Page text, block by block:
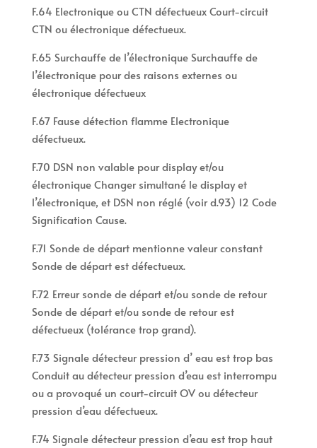
F.64 Electronique ou CTN défectueux Court-circuit
CTN ou électronique défectueux.
F.65 Surchauffe de l’électronique Surchauffe de
l’électronique pour des raisons externes ou
électronique défectueux
F.67 Fause détection flamme Electronique
défectueux.
F.70 DSN non valable pour display et/ou
électronique Changer simultané le display et
l’électronique, et DSN non réglé (voir d.93) 12 Code
Signification Cause.
F.71 Sonde de départ mentionne valeur constant
Sonde de départ est défectueux.
F.72 Erreur sonde de départ et/ou sonde de retour
Sonde de départ et/ou sonde de retour est
défectueux (tolérance trop grand).
F.73 Signale détecteur pression d’ eau est trop bas
Conduit au détecteur pression d’eau est interrompu
ou a provoqué un court-circuit OV ou détecteur
pression d’eau défectueux.
F.74 Signale détecteur pression d’eau est trop haut